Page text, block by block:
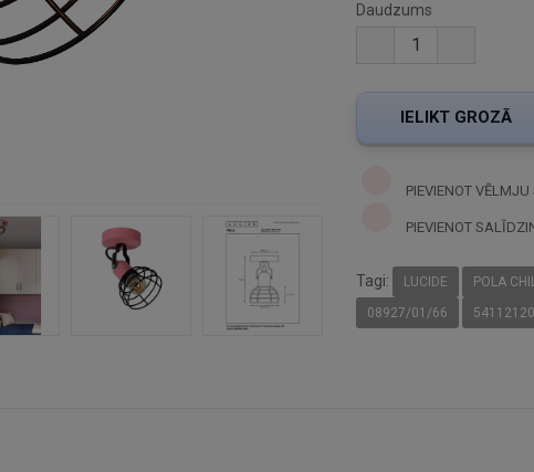
Daudzums
PIEVIENOT
PIEVIENOT
Tagi: LUCIDE POLA
08927/01/66